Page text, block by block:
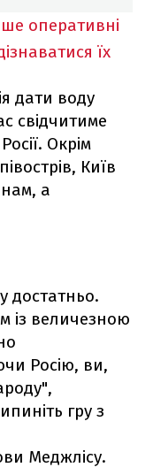
оперативні
їх
дати воду
свідчитиме
Окрім
Київ
а
достатньо.
із величезною
Росію, ви,
гру з
Меджлісу.